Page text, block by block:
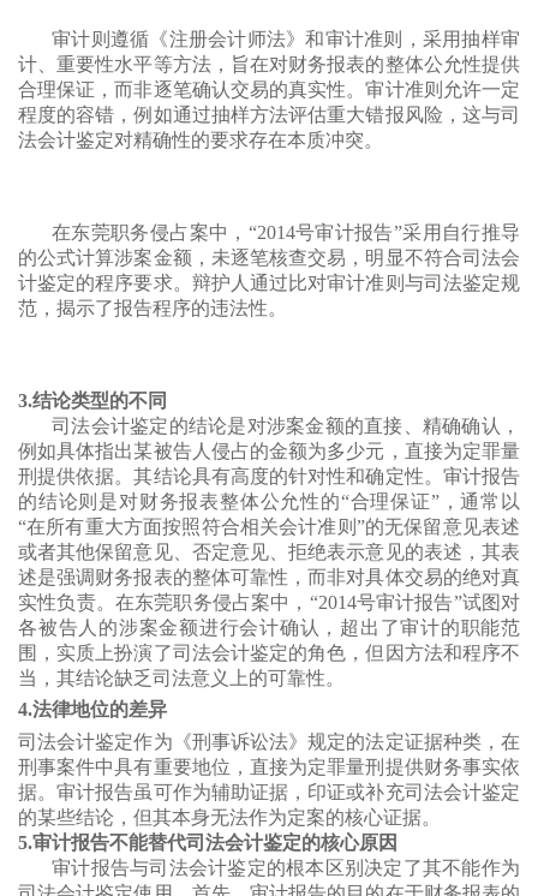
审计则遵循《注册会计师法》和审计准则，采用抽样审
计、重要性水平等方法，旨在对财务报表的整体公允性提供
合理保证，而非逐笔确认交易的真实性。审计准则允许一定
程度的容错，例如通过抽样方法评估重大错报风险，这与司
法会计鉴定对精确性的要求存在本质冲突。
在东莞职务侵占案中，“2014号审计报告”采用自行推导
的公式计算涉案金额，未逐笔核查交易，明显不符合司法会
计鉴定的程序要求。辩护人通过比对审计准则与司法鉴定规
范，揭示了报告程序的违法性。
3.结论类型的不同
司法会计鉴定的结论是对涉案金额的直接、精确确认，
例如具体指出某被告人侵占的金额为多少元，直接为定罪量
刑提供依据。其结论具有高度的针对性和确定性。审计报告
的结论则是对财务报表整体公允性的“合理保证”，通常以
“在所有重大方面按照符合相关会计准则”的无保留意见表述
或者其他保留意见、否定意见、拒绝表示意见的表述，其表
述是强调财务报表的整体可靠性，而非对具体交易的绝对真
实性负责。在东莞职务侵占案中，“2014号审计报告”试图对
各被告人的涉案金额进行会计确认，超出了审计的职能范
围，实质上扮演了司法会计鉴定的角色，但因方法和程序不
当，其结论缺乏司法意义上的可靠性。
4.法律地位的差异
司法会计鉴定作为《刑事诉讼法》规定的法定证据种类，在
刑事案件中具有重要地位，直接为定罪量刑提供财务事实依
据。审计报告虽可作为辅助证据，印证或补充司法会计鉴定
的某些结论，但其本身无法作为定案的核心证据。
5.审计报告不能替代司法会计鉴定的核心原因
审计报告与司法会计鉴定的根本区别决定了其不能作为